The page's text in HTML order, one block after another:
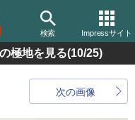
検索 Impressサイト
極地を見る(10/25)
次の画像